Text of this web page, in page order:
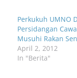
Perkukuh UMNO
Persidangan
Musuhi Rakan
April 2, 2012
In "Berita"